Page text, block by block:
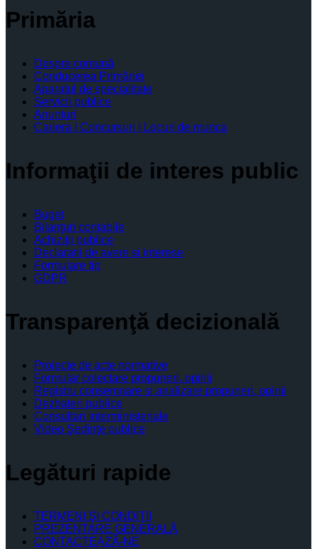
Primăria
Despre comună
Conducerea Primăriei
Aparatul de specialitate
Servicii publice
Anunturi
Cariera | Concursuri | Locuri de munca
Informaţii de interes public
Buget
Bilanţuri contabile
Achiziţii publice
Declaratii de avere si interese
Formulare tip
GDPR
Transparenţă decizională
Proiecte de acte normative
Formular colectare propuneri, opinii
Registru consemnare si analizare propuneri, opinii
Dezbateri publice
Consultari interministeriale
Video Şedinţe publice
Legături rapide
TERMENI ŞI CONDIŢII
PREZENTARE GENERALĂ
CONTACTEAZĂ-NE